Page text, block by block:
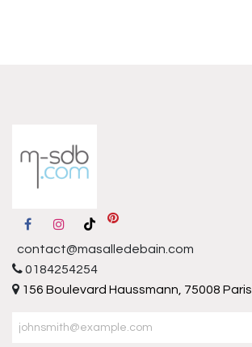
contact@masalledebain.com
0184254254
156 Boulevard Haussmann, 75008 Paris